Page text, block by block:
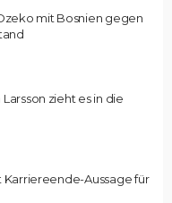
mit Bosnien gegen
zieht es in die
Aussage für